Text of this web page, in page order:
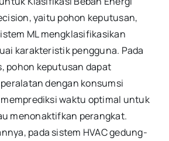
yaitu pohon keputusan,
ML mengklasifikasikan
karakteristik pengguna. Pada
pohon keputusan dapat
dengan konsumsi
waktu optimal untuk
menonaktifkan perangkat.
pada sistem HVAC gedung-